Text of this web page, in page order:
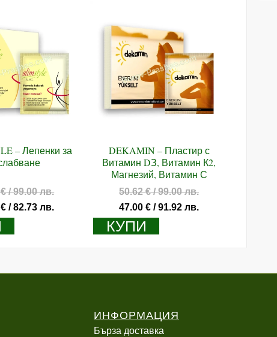
– Лепенки за
€/ 99.00 лв.Original
€ / 82.73 лв.
DEKAMIN – Пластир с
Витамин DЗ, Витамин К2,
Магнезий, Витамин С
50.62€/ 99.00 лв.Original
47.00 € / 91.92 лв.
КУПИ
ИНФОРМАЦИЯ
Бърза доставка